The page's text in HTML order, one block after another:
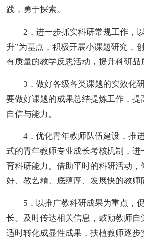
践，勇于探索。
2．进一步抓实科研常规工作，
升”为基点，积极开展小课题研究，
有质量的教学反思活动，提升科研品
3．做好各级各类课题的实效化
要做好课题的成果总结提炼工作，提
自信与能力。
4．优化青年教师队伍建设，推
式的青年教师专业成长考核机制，进
育科研能力。借助平时的科研活动，
好、教艺精、底蕴厚、发展快的教师
5．以推广教科研成果为重点，
长。及时传达相关信息，鼓励教师自
适时转化成显性成果，扶植教师逐步